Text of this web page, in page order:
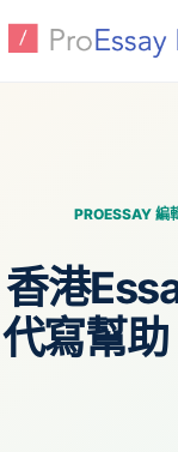
PROESSAY 編
香港
代寫幫